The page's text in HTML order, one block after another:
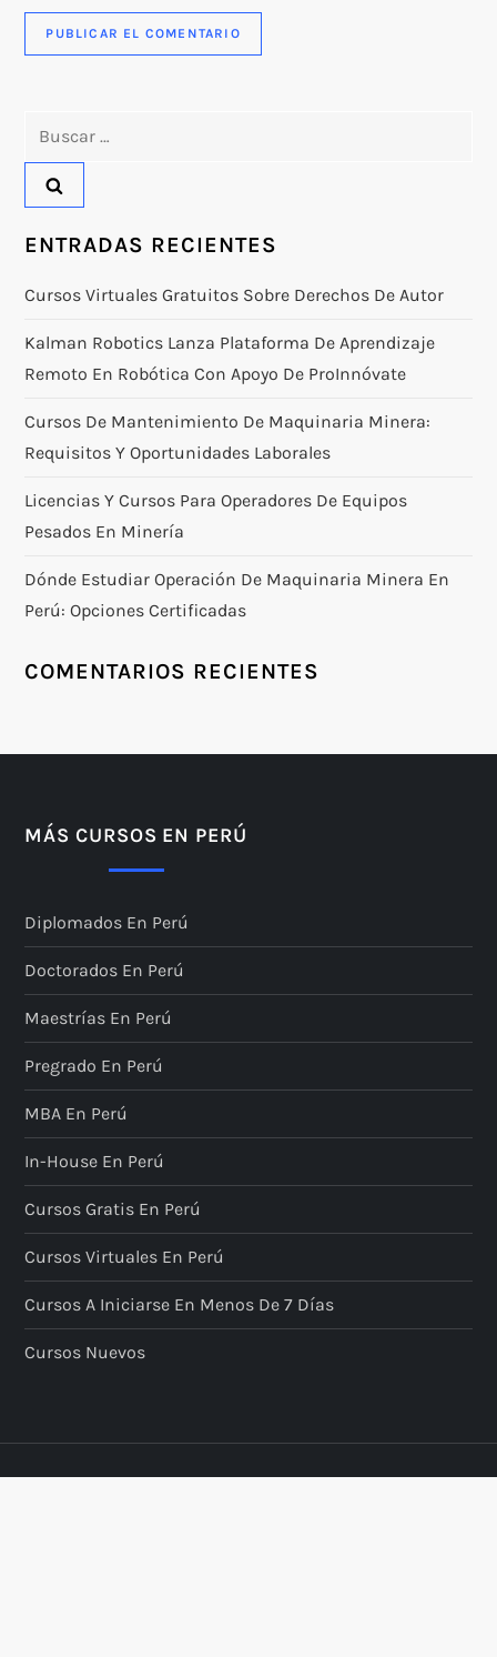
ENTRADAS RECIENTES
Cursos Virtuales Gratuitos Sobre Derechos De Autor
Kalman Robotics Lanza Plataforma De Aprendizaje
Remoto En Robótica Con Apoyo De ProInnóvate
Cursos De Mantenimiento De Maquinaria Minera:
Requisitos Y Oportunidades Laborales
Licencias Y Cursos Para Operadores De Equipos
Pesados En Minería
Dónde Estudiar Operación De Maquinaria Minera En
Perú: Opciones Certificadas
COMENTARIOS RECIENTES
MÁS CURSOS EN PERÚ
Diplomados En Perú
Doctorados En Perú
Maestrías En Perú
Pregrado En Perú
MBA En Perú
In-House En Perú
Cursos Gratis En Perú
Cursos Virtuales En Perú
Cursos A Iniciarse En Menos De 7 Días
Cursos Nuevos